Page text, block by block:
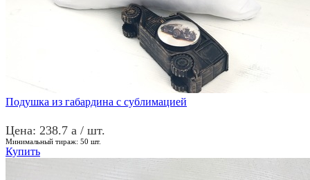
Подушка из габардина с сублимацией
Цена: 238.7 a / шт.
Минимальный тираж: 50 шт.
Купить